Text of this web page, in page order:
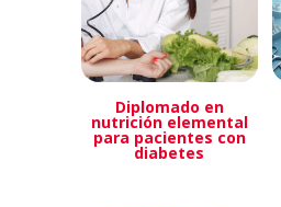
Diplomado en
nutrición elemental
para pacientes con
diabetes